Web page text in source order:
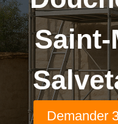
Saint-
Demander